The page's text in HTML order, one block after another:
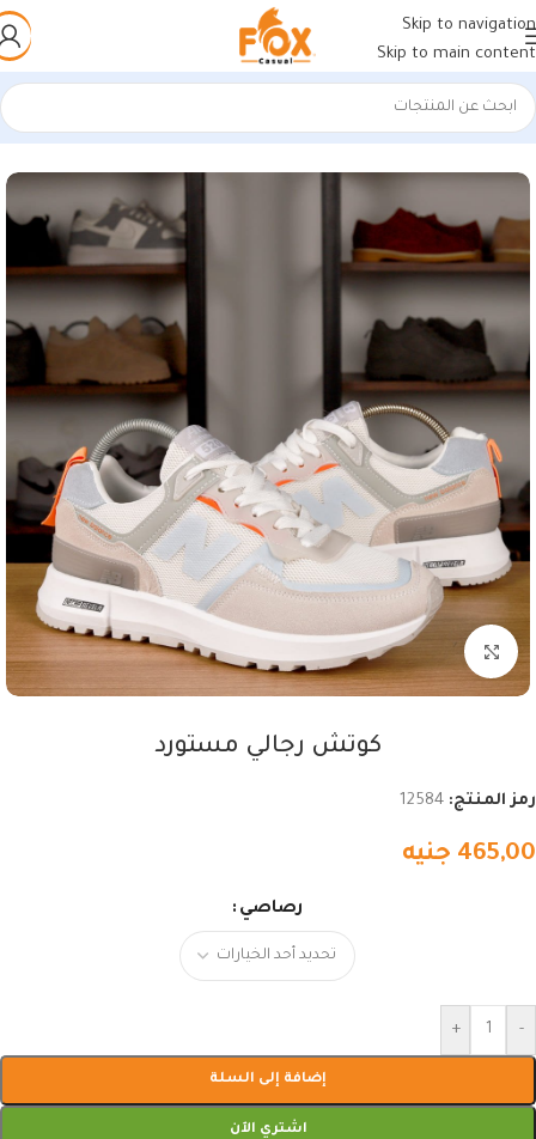
Skip to navigation
Skip to main content
الرئيسية/أحذية رجالي/كوتشي رجالي
اضغط للتكبير
كوتش رجالي مستورد
رمز المنتج: 12584
465,00 جنيه
رصاصي
-
+
إضافة إلى السلة
اشتري الآن